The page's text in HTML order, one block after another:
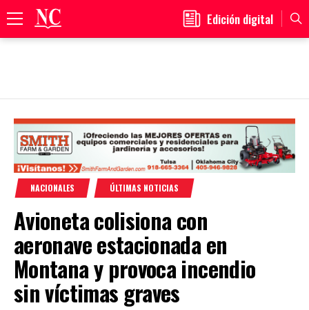
content
Edición digital
NACIONALES ÚLTIMAS NOTICIAS
Avioneta colisiona con
aeronave estacionada en
Montana y provoca incendio
sin víctimas graves